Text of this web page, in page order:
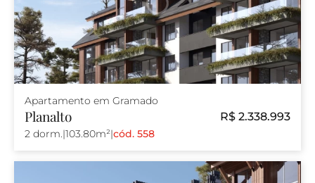
Apartamento em Gramado
Planalto R$ 2.338.993
2 dorm.|103.80m²|cód. 558